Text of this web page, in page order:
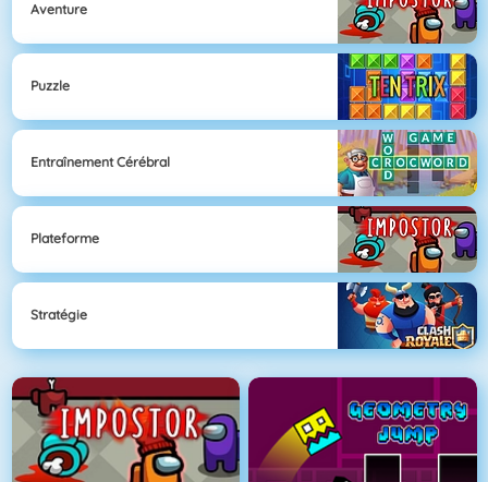
Aventure
Puzzle
Entraînement Cérébral
Plateforme
Stratégie